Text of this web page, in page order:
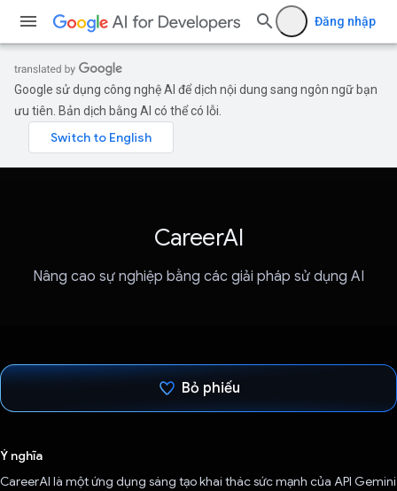
Đăng nhập
Google sử dụng công nghệ AI để dịch nội dung sang ngôn ngữ bạn
ưu tiên. Bản dịch bằng AI có thể có lỗi.
CareerAI
Nâng cao sự nghiệp bằng các giải pháp sử dụng AI
Bỏ phiếu
Ý nghĩa
CareerAI là một ứng dụng sáng tạo khai thác sức mạnh của API Gemini